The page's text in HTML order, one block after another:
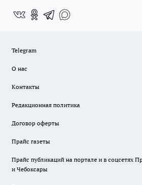
Telegram
О нас
Контакты
Редакционная политика
Договор оферты
Прайс газеты
Прайс публикаций на портале и в соцсетях
и Чебоксары